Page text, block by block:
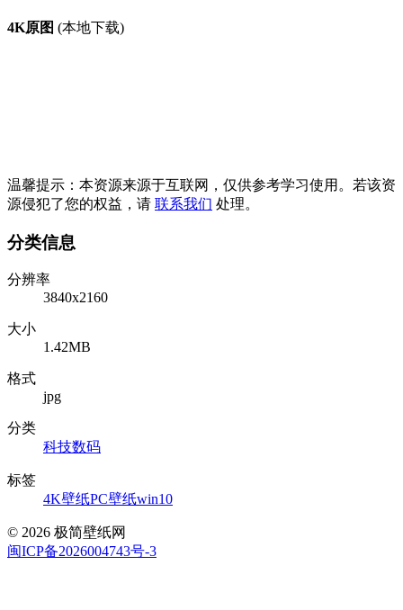
4K原图 (本地下载)
温馨提示：本资源来源于互联网，仅供参考学习使用。若该资
源侵犯了您的权益，请 联系我们 处理。
分类信息
分辨率
3840x2160
大小
1.42MB
格式
jpg
分类
科技数码
标签
4K壁纸PC壁纸win10
© 2026 极简壁纸网
闽ICP备2026004743号-3